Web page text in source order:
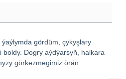
gördüm, çykyşlary
Dogry aýdýarsyň, halkara
görkezmegimiz örän